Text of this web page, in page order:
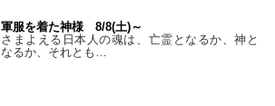
軍服を着た神様 8/8(土)～
さまよえる日本人の魂は、亡霊となるか、神と
なるか、それとも…